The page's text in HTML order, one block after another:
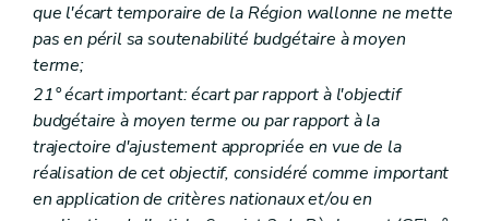
que l'écart temporaire de la Région wallonne ne mette
pas en péril sa soutenabilité budgétaire à moyen
terme;
21° écart important: écart par rapport à l'objectif
budgétaire à moyen terme ou par rapport à la
trajectoire d'ajustement appropriée en vue de la
réalisation de cet objectif, considéré comme important
en application de critères nationaux et/ou en